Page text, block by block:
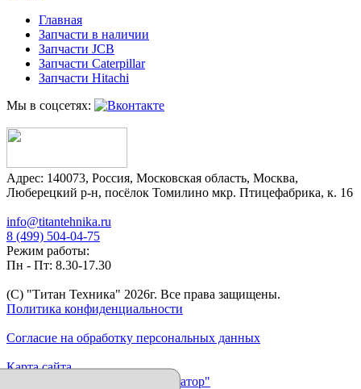
Главная
Запчасти в наличии
Запчасти JCB
Запчасти Caterpillar
Запчасти Hitachi
Мы в соцсетях:
Адрес: 140073, Россия, Московская область, Москва,
Люберецкий р-н, посёлок Томилино мкр. Птицефабрика, к. 16
info@titantehnika.ru
8 (499) 504-04-75
Режим работы:
Пн - Пт: 8.30-17.30
(C) "Титан Техника" 2026г. Все права защищены.
Политика конфиденциальности
Согласие на обработку персональных данных
Карта сайта
Продвижение сайта "Иллюминатор"